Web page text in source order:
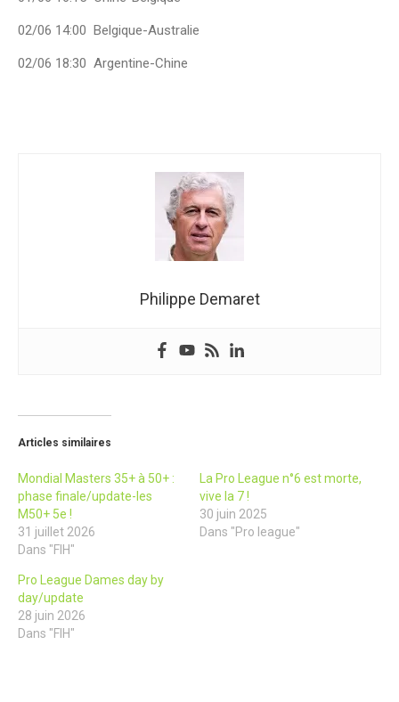
02/06 14:00 Belgique-Australie
02/06 18:30 Argentine-Chine
Philippe Demaret
Articles similaires
Mondial Masters 35+ à 50+ :
phase finale/update-les
M50+ 5e !
31 juillet 2026
Dans "FIH"
La Pro League n°6 est morte,
vive la 7 !
30 juin 2025
Dans "Pro league"
Pro League Dames day by
day/update
28 juin 2026
Dans "FIH"